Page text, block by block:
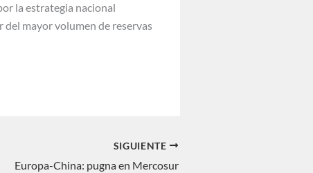
la estrategia nacional
mayor volumen de reservas
SIGUIENTE
Europa-China: pugna en Mercosur